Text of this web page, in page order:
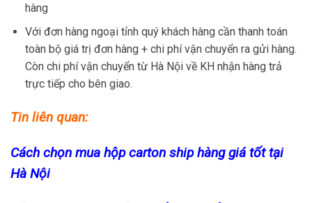
hàng
Với đơn hàng ngoại tỉnh quý khách hàng cần thanh toán
toàn bộ giá trị đơn hàng + chi phí vận chuyển ra gửi hàng.
Còn chi phí vận chuyển từ Hà Nội về KH nhận hàng trả
trực tiếp cho bên giao.
Tin liên quan:
Cách chọn mua hộp carton ship hàng giá tốt tại
Hà Nội